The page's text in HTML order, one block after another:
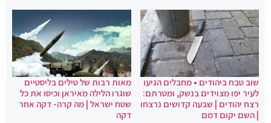
שוב טבח ביהודים • מחבלים הגיעו
לעיר יפו מצוידים בנשק, ומטרתם:
רצח יהודים | שבעה קדושים נרצחו
| השם יקום דמם
מאות רבות של טילים בליסטיים
שוגרו הלילה מאיראן וכיסו את כל
שטח ישראל | מה קרה- דקה אחר
דקה